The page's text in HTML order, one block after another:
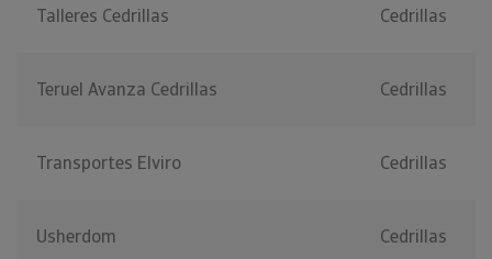
Talleres Cedrillas Cedrillas
Teruel Avanza Cedrillas Cedrillas
Transportes Elviro Cedrillas
Usherdom Cedrillas